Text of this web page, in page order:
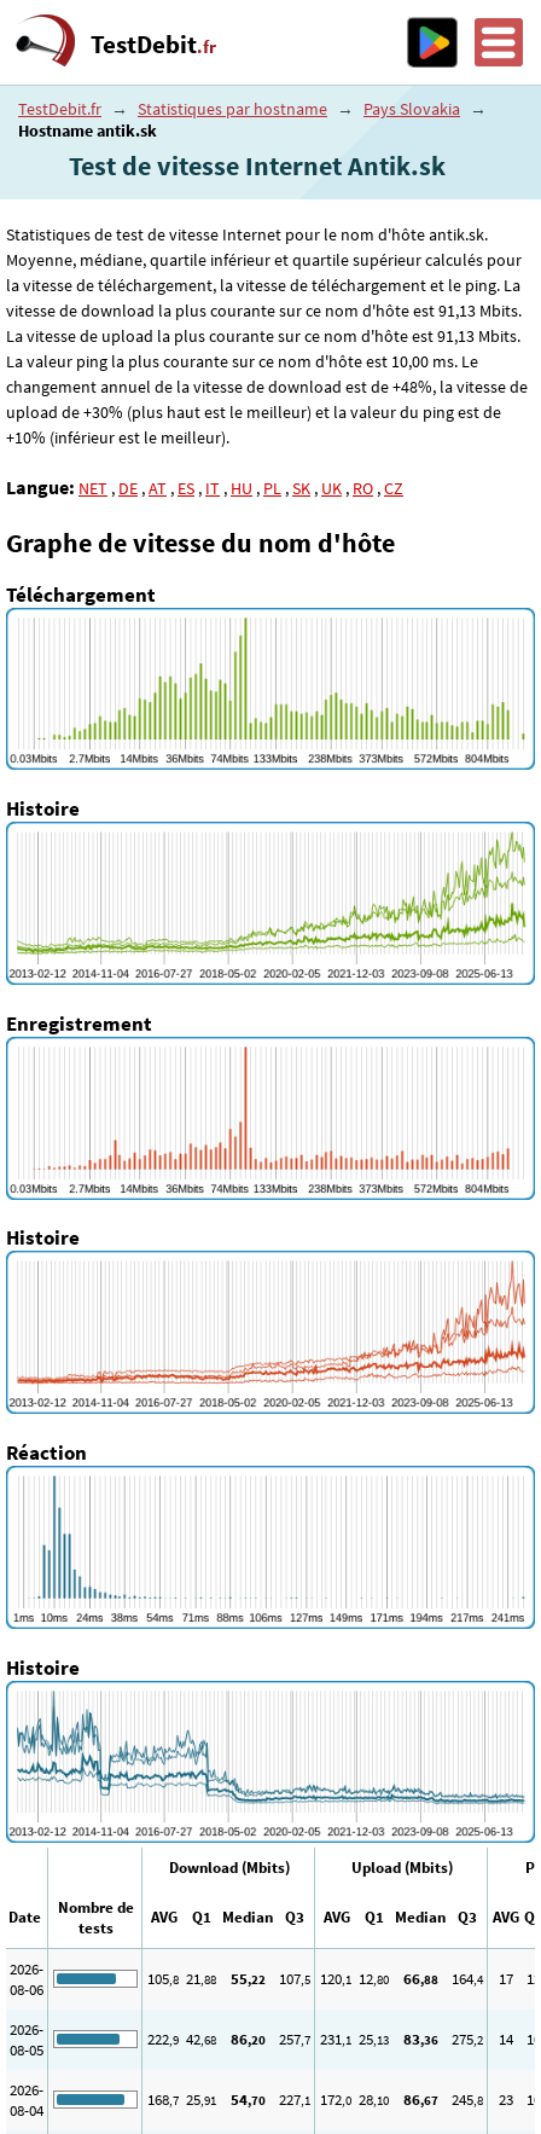
TestDebit.fr
TestDebit.fr → Statistiques par hostname → Pays Slovakia →
Hostname antik.sk
Test de vitesse Internet Antik.sk
Statistiques de test de vitesse Internet pour le nom d'hôte antik.sk.
Moyenne, médiane, quartile inférieur et quartile supérieur calculés pour
la vitesse de téléchargement, la vitesse de téléchargement et le ping. La
vitesse de download la plus courante sur ce nom d'hôte est 91,13 Mbits.
La vitesse de upload la plus courante sur ce nom d'hôte est 91,13 Mbits.
La valeur ping la plus courante sur ce nom d'hôte est 10,00 ms. Le
changement annuel de la vitesse de download est de +48%, la vitesse de
upload de +30% (plus haut est le meilleur) et la valeur du ping est de
+10% (inférieur est le meilleur).
Langue: NET , DE ,AT , ES , IT , HU , PL ,SK , UK , RO ,CZ
Graphe de vitesse du nom d'hôte
Téléchargement
Histoire
Enregistrement
Histoire
Réaction
Histoire
Download (Mbits) Upload (Mbits)
Date
Nombre de
tests
AVG Q1 Median Q3 AVG Q1 Median Q3 AVG
2026-
08-06
105,8 21,88 55,22 107,5 120,1 12,80 66,88 164,4 17 12
2026-
08-05
222,9 42,68 86,20 257,7 231,1 25,13 83,36 275,2 14 10
2026-
08-04
168,7 25,91 54,70 227,1 172,0 28,10 86,67 245,8 23 10